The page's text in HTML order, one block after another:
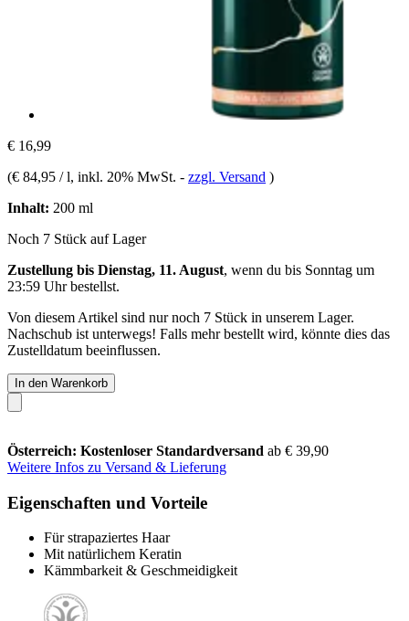
€ 16,99
(€ 84,95 / l, inkl. 20% MwSt. - zzgl. Versand )
Inhalt: 200 ml
Noch 7 Stück auf Lager
Zustellung bis Dienstag, 11. August, wenn du bis Sonntag um
23:59 Uhrbestellst.
Von diesem Artikel sind nur noch 7 Stück in unserem Lager.
Nachschub ist unterwegs! Falls mehr bestellt wird, könnte dies das
Zustelldatum beeinflussen.
In den Warenkorb
Österreich: Kostenloser Standardversand ab € 39,90
Weitere Infos zu Versand & Lieferung
Eigenschaften und Vorteile
Für strapaziertes Haar
Mit natürlichem Keratin
Kämmbarkeit & Geschmeidigkeit